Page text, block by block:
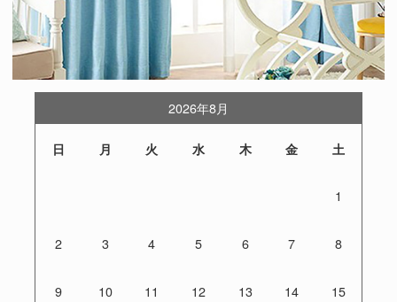
2026年8月
日 月 火 水 木 金 土
1
2 3 4 5 6 7 8
9 10 11 12 13 14 15